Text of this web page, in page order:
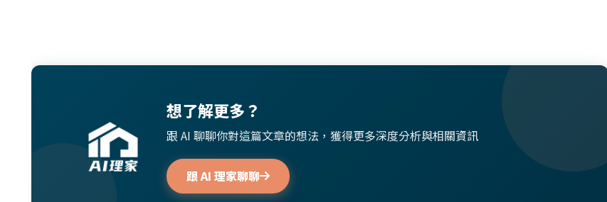
想了解更多？
跟 AI 聊聊你對這篇文章的想法，獲得更多深度分析與相關資訊
跟 AI 理家聊聊